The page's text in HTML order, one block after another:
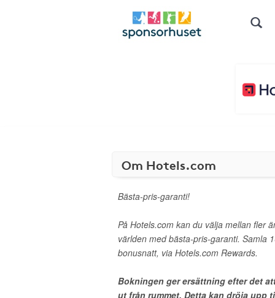
Om Hotels.com
Bästa-pris-garanti!
På Hotels.com kan du välja mellan fler
världen med bästa-pris-garanti. Samla
bonusnatt, via Hotels.com Rewards.
Bokningen ger ersättning efter det
ut från rummet. Detta kan dröja upp